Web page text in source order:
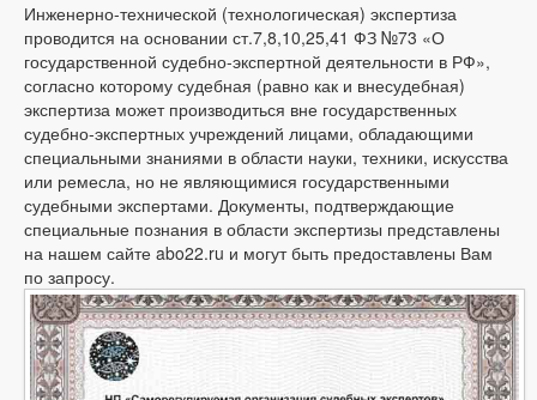
Инженерно-технической (технологическая) экспертиза
проводится на основании ст.7,8,10,25,41 ФЗ №73 «О
государственной судебно-экспертной деятельности в РФ»,
согласно которому судебная (равно как и внесудебная)
экспертиза может производиться вне государственных
судебно-экспертных учреждений лицами, обладающими
специальными знаниями в области науки, техники, искусства
или ремесла, но не являющимися государственными
судебными экспертами. Документы, подтверждающие
специальные познания в области экспертизы представлены
на нашем сайте abo22.ru и могут быть предоставлены Вам
по запросу.